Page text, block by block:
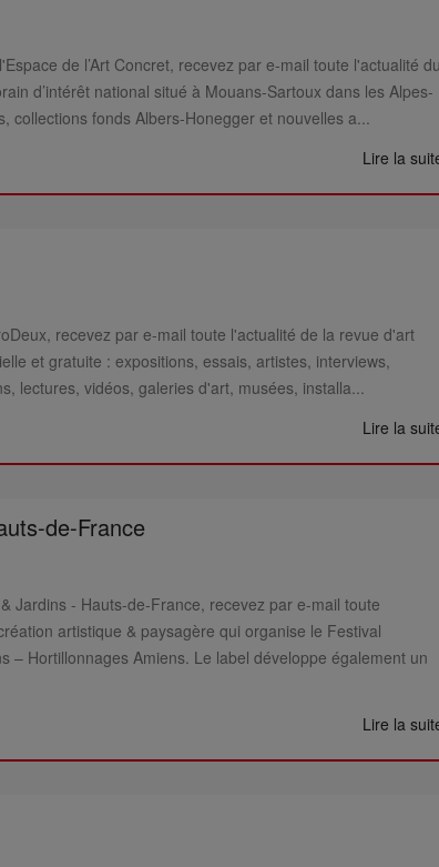
de l’Art Concret, recevez par e-mail toute l'actualité du
d’intérêt national situé à Mouans-Sartoux dans les Alpes-
collections fonds Albers-Honegger et nouvelles a...
Lire la
recevez par e-mail toute l'actualité de la revue d'art
et gratuite : expositions, essais, artistes, interviews,
lectures, vidéos, galeries d'art, musées, installa...
Lire la
de-France
Jardins - Hauts-de-France, recevez par e-mail toute
artistique & paysagère qui organise le Festival
– Hortillonnages Amiens. Le label développe également un
Lire la